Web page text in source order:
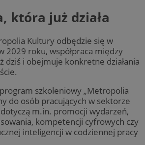
która już działa
Kultury odbędzie się w
2029 roku, współpraca między
dziś i obejmuje konkretne działania
szkoleniowy „Metropolia
do osób pracujących w sektorze
m.in. promocji wydarzeń,
kompetencji cyfrowych czy
inteligencji w codziennej pracy